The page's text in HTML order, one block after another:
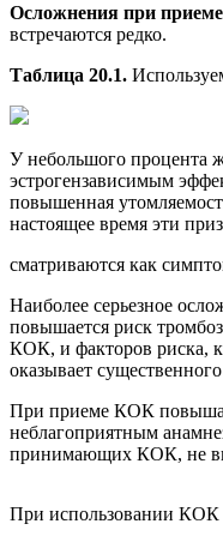
Осложнения при
встречаются редко.
Таблица 20.1.
У небольшого процента
эстрогензависимым
повышенная
настоящее время эти
сматриваются как
Наиболее серьезное
повышается риск
КОК, и факторов риска,
оказывает
При приеме КОК
неблагоприятным
принимающих КОК, не
При использовании КОК